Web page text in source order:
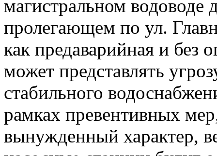
магистральном
пролегающем по ул.
как предаварийная и без
может представлять
стабильного
рамках превентивных
вынужденный характер,